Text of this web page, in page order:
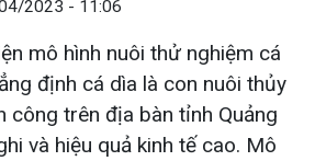
2023 - 11:06
mô hình nuôi thử nghiệm cá
định cá dìa là con nuôi thủy
công trên địa bàn tỉnh Quảng
và hiệu quả kinh tế cao. Mô